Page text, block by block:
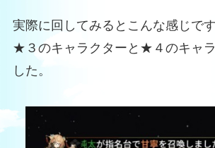
実際に回してみるとこんな感じです
★３のキャラクターと★４のキャ
した。